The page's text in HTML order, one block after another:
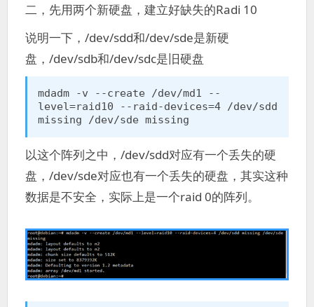
二， 先用两个新硬盘，建立好缺失的Radi 10
说明一下，/dev/sdd和/dev/sde是新硬
盘，/dev/sdb和/dev/sdc是旧硬盘
mdadm -v --create /dev/md1 --
level=raid10 --raid-devices=4 /dev/sdd
missing /dev/sde missing
以这个阵列之中，/dev/sdd对应有一个丢失的硬
盘，/dev/sde对应也有一个丢失的硬盘，其实这种
数据是不安全，实际上是一个raid 0的阵列。